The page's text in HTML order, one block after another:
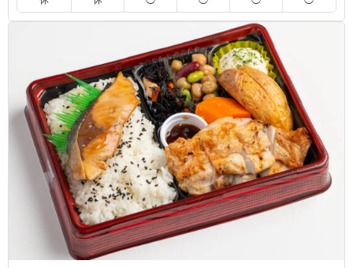
力的で人気があるのも納得の一品でした。丸ごと入ったジ
ャガイモも良いアクセントになっており、大変満足してお
ります。もし温かい状態でいただくことができれば、チー
ズがとろけてより一層美味しくなるのではないかと感じま
した。 素晴らしいお料理をありがとうございました。
ご利用シーン：ロケ・撮影›スタジオ撮影
東京都墨田区本所2025/12/19